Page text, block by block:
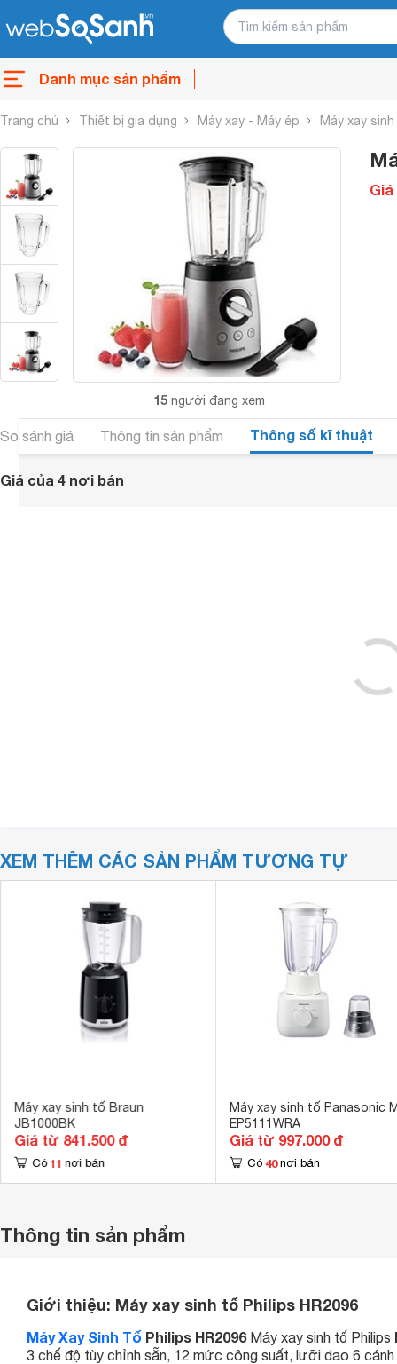
Danh mục sản phẩm
Trang chủ Thiết bị gia dụng Máy xay - Máy ép Máy xay
15 người đang xem
So sánh giá Thông tin sản phẩm Thông số kĩ thuật
Giá của 4 nơi bán
XEM THÊM CÁC SẢN PHẨM TƯƠNG TỰ
Máy xay sinh tố Braun
JB1000BK
Giá từ 841.500 đ
Có 11 nơi bán
Máy xay sinh tố Panasonic
EP5111WRA
Giá từ 997.000 đ
Có 40 nơi bán
Thông tin sản phẩm
Giới thiệu: Máy xay sinh tố Philips HR2096
Máy Xay Sinh Tố Philips HR2096Máy xay sinh tố Philips
3 chế độ tùy chỉnh sẵn, 12 mức công suất, lưỡi dao 6